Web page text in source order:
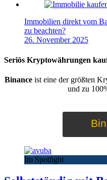
Immobilien direkt vom
zu beachten?
26. November 2025
Seriös Kryptowährungen
Binance ist eine der größten
und zu
Im Spotlight